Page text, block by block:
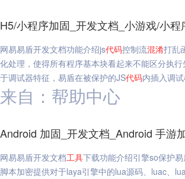
H5/小程序加固_开发文档_小游戏/小
网易易盾开发文档功能介绍js代码控制流混淆打乱
化处理，使得所有程序基本块看起来不能区分执
于调试器特征，易盾在被保护的JS代码内插入调
来自：帮助中心
Android 加固_开发文档_Android 手
网易易盾开发文档工具下载功能介绍引擎so保护
脚本加密提供对于laya引擎中的lua源码、luac、